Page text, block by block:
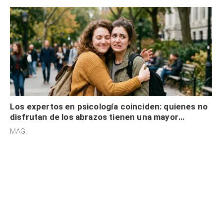
Los expertos en psicología coinciden: quienes no
disfrutan de los abrazos tienen una mayor
sensibilidad a los estímulos físicos y no es por
MAG.